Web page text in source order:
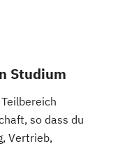
and
and
Studium
so dass du
Vertrieb,